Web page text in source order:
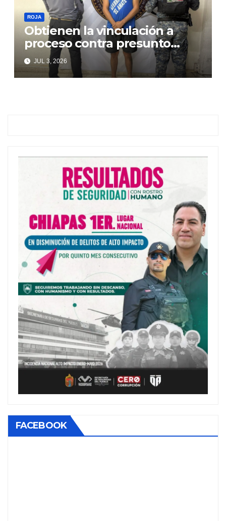
ROJA
Obtienen la vinculación a
proceso contra presunto
responsable de violencia
familiar
JUL 3, 2026
FACEBOOK